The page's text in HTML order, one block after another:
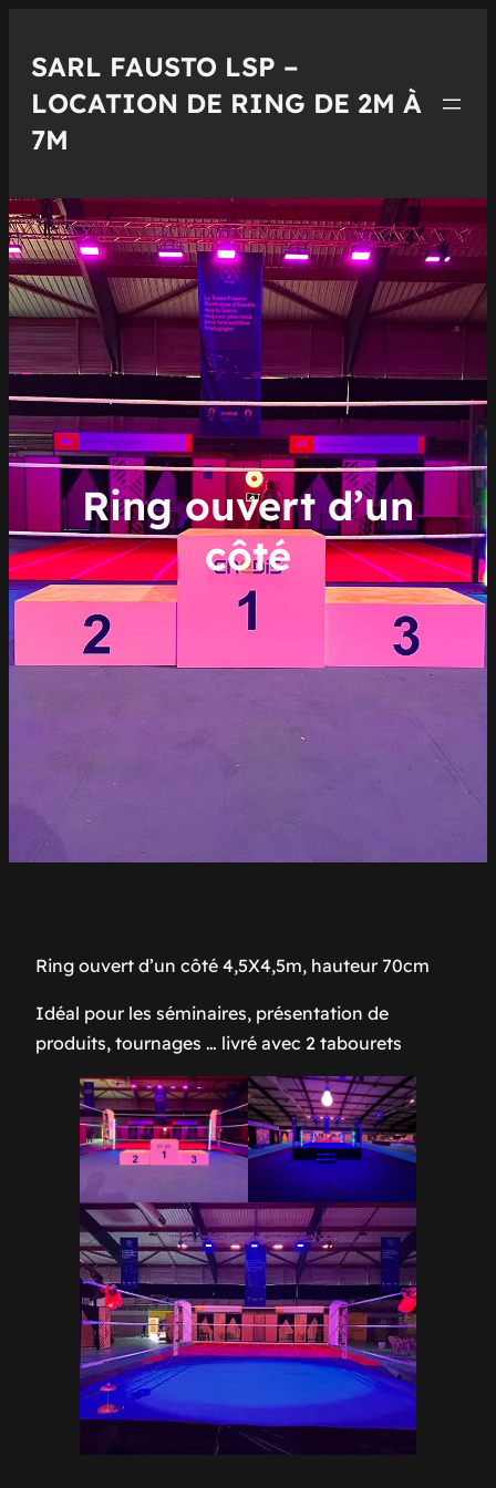
contenu
SARL FAUSTO LSP –
LOCATION DE RING DE 2M À
7M
Ring ouvert d’un
côté
Ring ouvert d’un côté 4,5X4,5m, hauteur 70cm
Idéal pour les séminaires, présentation de
produits, tournages … livré avec 2 tabourets